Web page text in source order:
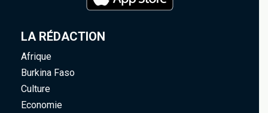
LA RÉDACTION
Afrique
Burkina Faso
Culture
Economie